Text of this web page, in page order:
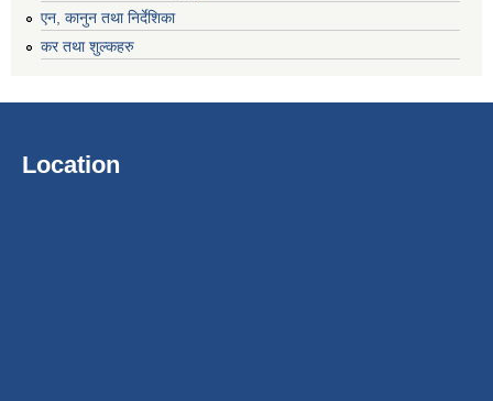
एन, कानुन तथा निर्देशिका
कर तथा शुल्कहरु
Location